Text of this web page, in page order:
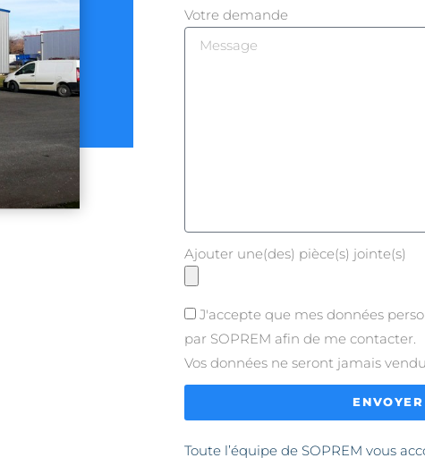
Votre demande
Ajouter une(des) pièce(s) jointe(s)
J'accepte que mes données
par SOPREM afin de me contacter.
Vos données ne seront jamais
ENVOYER
Toute l’équipe de SOPREM vous